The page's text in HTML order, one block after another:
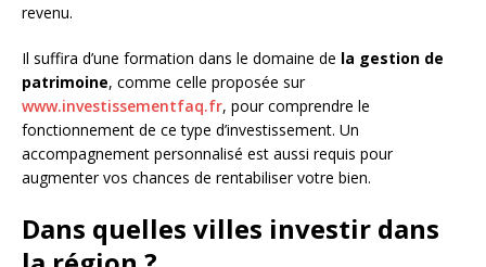
revenu.
Il suffira d’une formation dans le domaine de la gestion de
patrimoine, comme celle proposée sur
www.investissementfaq.fr, pour comprendre le
fonctionnement de ce type d’investissement. Un
accompagnement personnalisé est aussi requis pour
augmenter vos chances de rentabiliser votre bien.
Dans quelles villes investir dans